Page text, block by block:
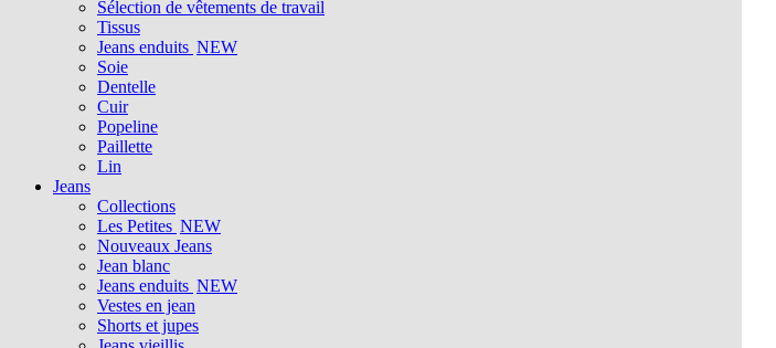
Sélection de vêtements de travail
Tissus
Jeans enduits NEW
Soie
Dentelle
Cuir
Popeline
Paillette
Lin
Jeans
Collections
Les Petites NEW
Nouveaux Jeans
Jean blanc
Jeans enduits NEW
Vestes en jean
Shorts et jupes